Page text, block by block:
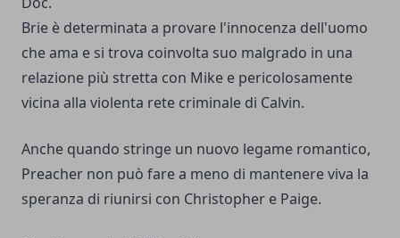
Brie è determinata a provare l'innocenza dell'uomo
che ama e si trova coinvolta suo malgrado in una
relazione più stretta con Mike e pericolosamente
vicina alla violenta rete criminale di Calvin.
Anche quando stringe un nuovo legame romantico,
Preacher non può fare a meno di mantenere viva la
speranza di riunirsi con Christopher e Paige.